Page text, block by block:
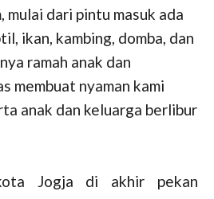
mulai dari pintu masuk ada
ikan, kambing, domba, dan
ramah anak dan
membuat nyaman kami
anak dan keluarga berlibur
Jogja di akhir pekan